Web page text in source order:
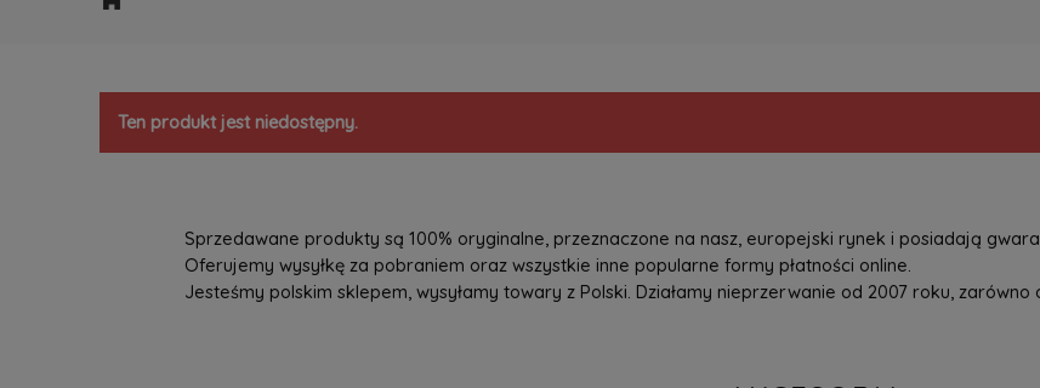
Ten produkt jest niedostępny.
Sprzedawane produkty są 100% oryginalne, przeznaczone na nasz, europejski rynek i posiadają
Oferujemy wysyłkę za pobraniem oraz wszystkie inne popularne formy płatności online.
Jesteśmy polskim sklepem, wysyłamy towary z Polski. Działamy nieprzerwanie od 2007 roku, zarówno